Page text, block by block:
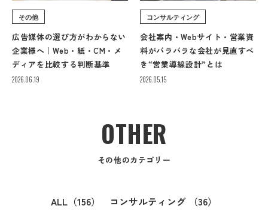
その他
広告媒体の選び方がわからない
企業様へ｜Web・紙・CM・メ
ディアを比較する判断基準
2026.06.19
コンサルティング
会社案内・Webサイト・営業資
料がバラバラな会社が見直すべ
き“営業導線設計”とは
2026.05.15
OTHER
その他のカテゴリー
ALL （156） コンサルティング
（36）